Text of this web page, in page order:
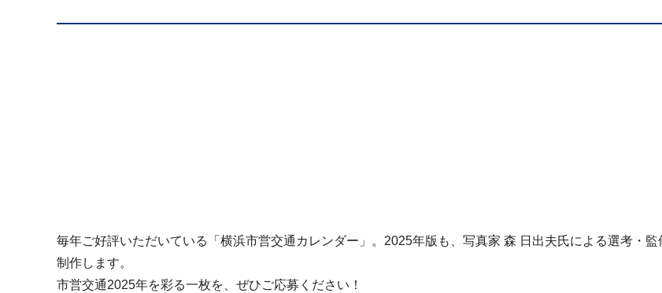
毎年ご好評いただいている「横浜市営交通カレンダー」。2025年版も、写真家 森 日出夫氏による選考・
制作します。
市営交通2025年を彩る一枚を、ぜひご応募ください！